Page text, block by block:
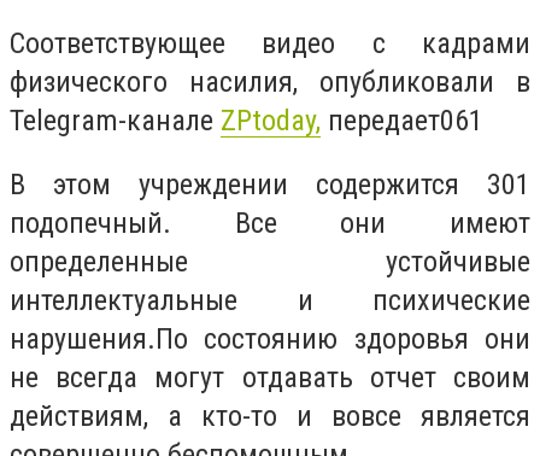
Соответствующее видео с кадрами
физического насилия, опубликовали в
Telegram-канале ZPtoday, передает061
В этом учреждении содержится 301
подопечный. Все они имеют
определенные устойчивые
интеллектуальные и психические
нарушения.По состоянию здоровья они
не всегда могут отдавать отчет своим
действиям, а кто-то и вовсе является